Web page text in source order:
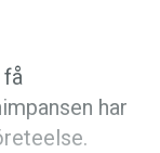
få
har